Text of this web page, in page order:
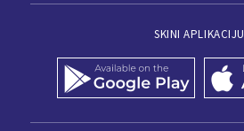
SKINI APLIKACIJU